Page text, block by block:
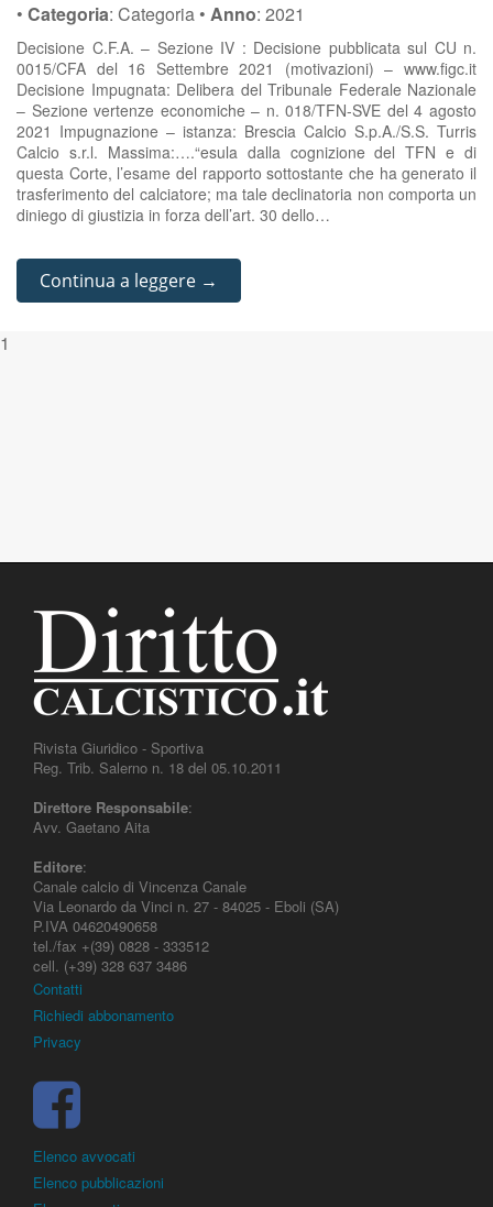
• Categoria: Categoria • Anno: 2021
Decisione C.F.A. – Sezione IV : Decisione pubblicata sul CU n.
0015/CFA del 16 Settembre 2021 (motivazioni) – www.figc.it
Decisione Impugnata: Delibera del Tribunale Federale Nazionale
– Sezione vertenze economiche – n. 018/TFN-SVE del 4 agosto
2021 Impugnazione – istanza: Brescia Calcio S.p.A./S.S. Turris
Calcio s.r.l. Massima:….“esula dalla cognizione del TFN e di
questa Corte, l’esame del rapporto sottostante che ha generato il
trasferimento del calciatore; ma tale declinatoria non comporta un
diniego di giustizia in forza dell’art. 30 dello…
Continua a leggere →
1
Rivista Giuridico - Sportiva
Reg. Trib. Salerno n. 18 del 05.10.2011
Direttore Responsabile:
Avv. Gaetano Aita
Editore:
Canale calcio di Vincenza Canale
Via Leonardo da Vinci n. 27 - 84025 - Eboli (SA)
P.IVA 04620490658
tel./fax +(39) 0828 - 333512
cell. (+39) 328 637 3486
Contatti
Richiedi abbonamento
Privacy
Elenco avvocati
Elenco pubblicazioni